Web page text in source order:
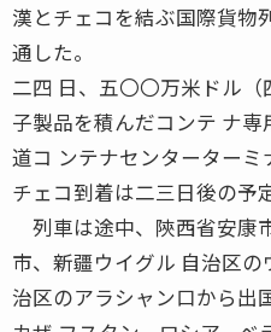
漢とチェコを結ぶ国際貨物
通した。
二四 日、五〇〇万米ドル
子製品を積んだコンテ ナ
道コ ンテナセンターターミ
チェコ到着は二三日後の予
列車は途中、陝西省安康
市、新疆ウイグル 自治区
治区のアラシャン口から出国